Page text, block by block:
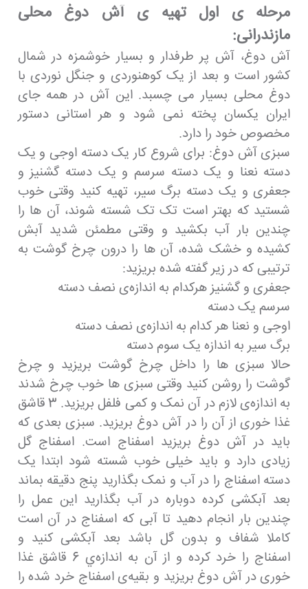
مرحله ی اول تهیه ی آش دوغ محلی
مازندرانی:
آش دوغ، آش پر طرفدار و بسیار خوشمزه در شمال
کشور است و بعد از یک کوهنوردی و جنگل نوردی با
دوغ محلی بسیار می چسبد. این آش در همه جای
ایران یکسان پخته نمی شود و هر استانی دستور
مخصوص خود را دارد.
سبزی آش دوغ: برای شروع کار یک دسته اوجی و یک
دسته نعنا و یک دسته سرسم و یک دسته گشنیز و
جعفری و یک دسته برگ سیر، تهیه کنید وقتی خوب
شستید که بهتر است تک تک شسته شوند، آن ها را
چندین بار آب بکشید و وقتی مطمئن شدید آبش
کشیده و خشک شده، آن ها را درون چرخ گوشت به
ترتیبی که در زیر گفته شده بریزید:
جعفری و گشنیز هرکدام به اندازه‌ی نصف دسته
سرسم یک دسته
اوجی و نعنا هر کدام به اندازه‌ی نصف دسته
برگ سیر به اندازه یک سوم دسته
حالا سبزی ها را داخل چرخ گوشت بریزید و چرخ
گوشت را روشن کنید وقتی سبزی ها خوب چرخ شدند
به اندازه‌ی لازم در آن نمک و کمی فلفل بریزید. 3 قاشق
غذا خوری از آن را در آش دوغ بریزید. سبزی بعدی که
باید در آش دوغ بریزید اسفناج است. اسفناج گل
زیادی دارد و باید خیلی خوب شسته شود ابتدا یک
دسته اسفناج را در آب و نمک بگذارید پنج دقیقه بماند
بعد آبکشی کرده دوباره در آب بگذارید این عمل را
چندین بار انجام دهید تا آبی که اسفناج در آن است
کاملا شفاف و بدون گل باشد بعد آبکشی کنید و
اسفناج را خرد کرده و از آن به اندازه‌ي 6 قاشق غذا
خوری در آش دوغ بریزید و بقیه‌ی اسفناج خرد شده را